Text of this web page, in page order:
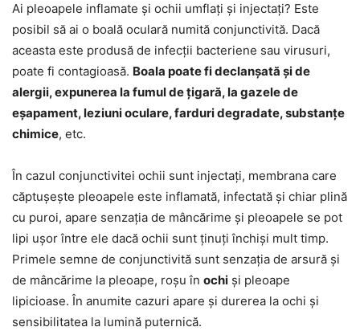
Ai pleoapele inflamate și ochii umflați și injectați? Este
posibil să ai o boală oculară numită conjunctivită. Dacă
aceasta este produsă de infecții bacteriene sau virusuri,
poate fi contagioasă. Boala poate fi declanșată și de
alergii, expunerea la fumul de țigară, la gazele de
eșapament, leziuni oculare, farduri degradate, substanțe
chimice, etc.
În cazul conjunctivitei ochii sunt injectați, membrana care
căptușește pleoapele este inflamată, infectată și chiar plină
cu puroi, apare senzația de mâncărime și pleoapele se pot
lipi ușor între ele dacă ochii sunt ținuți închiși mult timp.
Primele semne de conjunctivită sunt senzația de arsură și
de mâncărime la pleoape, roșu în ochi și pleoape
lipicioase. În anumite cazuri apare și durerea la ochi și
sensibilitatea la lumină puternică.